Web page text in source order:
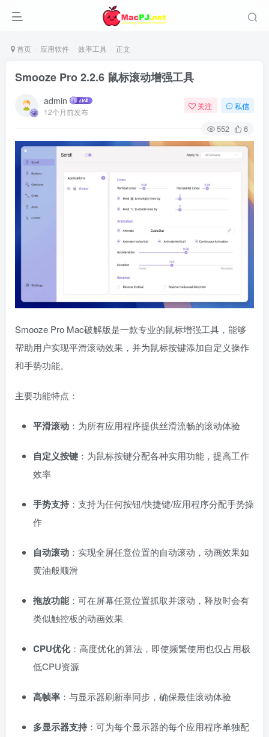
首页 应用软件 效率工具 正文
Smooze Pro 2.2.6 鼠标滚动增强工具
admin
12个月前发布
关注 私信
552 6
Smooze Pro Mac破解版是一款专业的鼠标增强工具，能够
帮助用户实现平滑滚动效果，并为鼠标按键添加自定义操作
和手势功能。
主要功能特点：
平滑滚动 ：为所有应用程序提供丝滑流畅的滚动体验
自定义按键 ：为鼠标按键分配各种实用功能，提高工作
效率
手势支持：支持为任何按钮/快捷键/应用程序分配手势操
作
自动滚动 ：实现全屏任意位置的自动滚动，动画效果如
黄油般顺滑
拖放功能：可在屏幕任意位置抓取并滚动，释放时会有
类似触控板的动画效果
CPU优化：高度优化的算法，即使频繁使用也仅占用极
低CPU资源
高帧率 ：与显示器刷新率同步，确保最佳滚动体验
多显示器支持：可为每个显示器的每个应用程序单独配